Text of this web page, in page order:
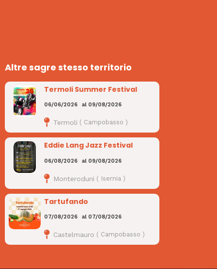
Altre sagre stesso territorio
Termoli Summer Festival
06/06/2026 al 09/08/2026
Termoli ( Campobasso )
Eddie Lang Jazz Festival
06/08/2026 al 09/08/2026
Monteroduni ( Isernia )
Tartufando
07/08/2026 al 07/08/2026
Castelmauro ( Campobasso )